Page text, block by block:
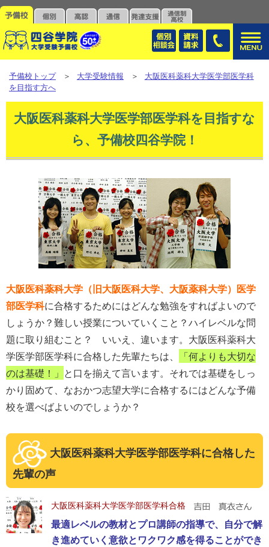
予備校トップ＞大学受験情報＞大阪医科薬科大学医学部医学科
を目指す方へ
大阪医科薬科大学医学部医学科を目指すな
ら、予備校四谷学院！
大阪医科薬科大学（旧大阪医科大学、大阪薬科大学）医学
部医学科に合格するためにはどんな勉強をすればよいので
しょうか？難しい授業についていくこと？ハイレベルな問
題に取り組むこと？ いいえ、違います。大阪医科薬科大
学医学部医学科に合格した先輩たちは、
「何よりも大切な
のは基礎！」 と口を揃えて言います。それでは基礎をしっ
かり固めて、なおかつ志望大学に合格するにはどんな予備
校を選べばよいのでしょうか？
大阪医科薬科大学医学部医学科に合格した
先輩の声
大阪医科薬科大学医学部医学科合格
最適レベルの教材とプロ講師の指導で、自分で解
き進めていく意欲とワクワク感を得ることができ